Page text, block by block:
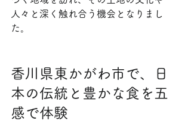
人々と深く触れ合う機会となりまし
た。
香川県東かがわ市で、日
本の伝統と豊かな食を五
感で体験